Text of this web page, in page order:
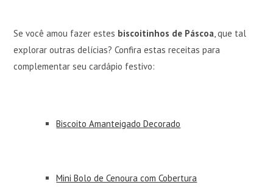
Se você amou fazer estes biscoitinhos de Páscoa , que tal
explorar outras delícias? Confira estas receitas para
complementar seu cardápio festivo:
Biscoito Amanteigado Decorado
Mini Bolo de Cenoura com Cobertura